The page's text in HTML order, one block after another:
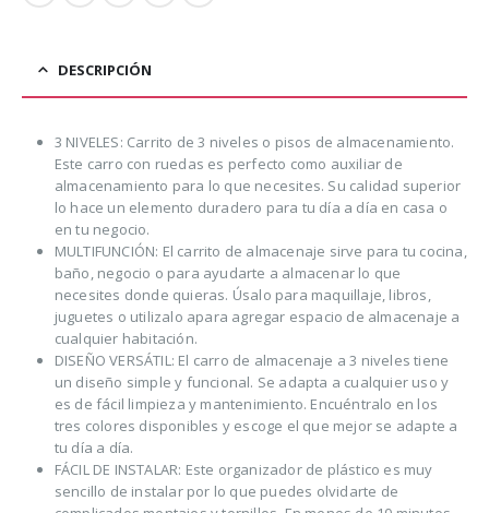
DESCRIPCIÓN
3 NIVELES: Carrito de 3 niveles o pisos de almacenamiento.
Este carro con ruedas es perfecto como auxiliar de
almacenamiento para lo que necesites. Su calidad superior
lo hace un elemento duradero para tu día a día en casa o
en tu negocio.
MULTIFUNCIÓN: El carrito de almacenaje sirve para tu cocina,
baño, negocio o para ayudarte a almacenar lo que
necesites donde quieras. Úsalo para maquillaje, libros,
juguetes o utilizalo apara agregar espacio de almacenaje a
cualquier habitación.
DISEÑO VERSÁTIL: El carro de almacenaje a 3 niveles tiene
un diseño simple y funcional. Se adapta a cualquier uso y
es de fácil limpieza y mantenimiento. Encuéntralo en los
tres colores disponibles y escoge el que mejor se adapte a
tu día a día.
FÁCIL DE INSTALAR: Este organizador de plástico es muy
sencillo de instalar por lo que puedes olvidarte de